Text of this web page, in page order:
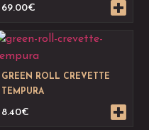
69.00€
GREEN ROLL CREVETTE
TEMPURA
8.40€